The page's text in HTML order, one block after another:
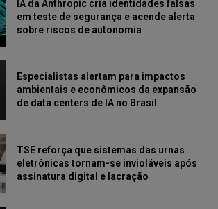
IA da Anthropic cria identidades falsas
em teste de segurança e acende alerta
sobre riscos de autonomia
Especialistas alertam para impactos
ambientais e econômicos da expansão
de data centers de IA no Brasil
TSE reforça que sistemas das urnas
eletrônicas tornam-se invioláveis após
assinatura digital e lacração